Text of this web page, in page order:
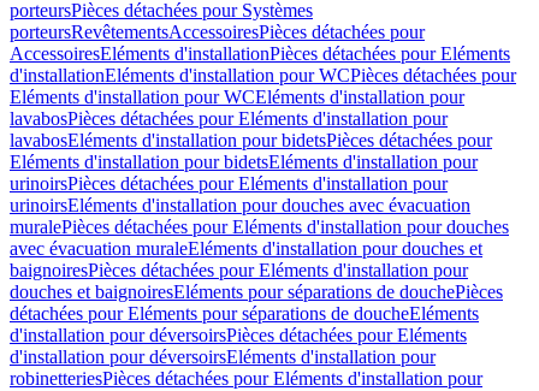
porteursPièces détachées pour Systèmes
porteursRevêtementsAccessoiresPièces détachées pour
AccessoiresEléments d'installationPièces détachées pour Eléments
d'installationEléments d'installation pour WCPièces détachées pour
Eléments d'installation pour WCEléments d'installation pour
lavabosPièces détachées pour Eléments d'installation pour
lavabosEléments d'installation pour bidetsPièces détachées pour
Eléments d'installation pour bidetsEléments d'installation pour
urinoirsPièces détachées pour Eléments d'installation pour
urinoirsEléments d'installation pour douches avec évacuation
muralePièces détachées pour Eléments d'installation pour douches
avec évacuation muraleEléments d'installation pour douches et
baignoiresPièces détachées pour Eléments d'installation pour
douches et baignoiresEléments pour séparations de douchePièces
détachées pour Eléments pour séparations de doucheEléments
d'installation pour déversoirsPièces détachées pour Eléments
d'installation pour déversoirsEléments d'installation pour
robinetteriesPièces détachées pour Eléments d'installation pour